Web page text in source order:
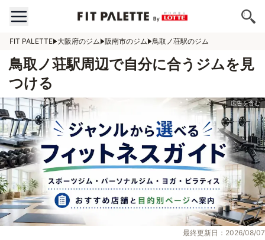
FIT PALETTE 大阪府のジム 阪南市のジム 鳥取ノ荘駅のジム
鳥取ノ荘駅周辺で自分に合うジムを見
つける
最終更新日：2026/08/07